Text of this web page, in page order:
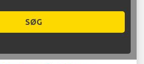
SØG